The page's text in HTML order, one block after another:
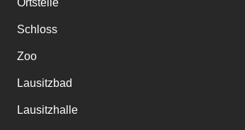
Schloss
Zoo
Lausitzbad
Lausitzhalle